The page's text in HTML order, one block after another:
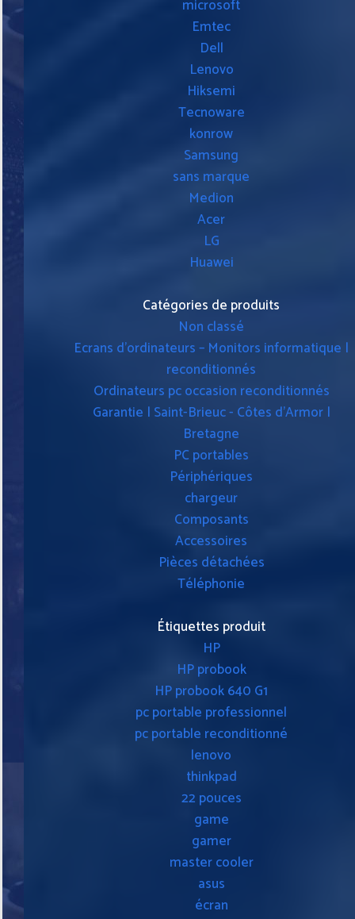
microsoft
Emtec
Dell
Lenovo
Hiksemi
Tecnoware
konrow
Samsung
sans marque
Medion
Acer
LG
Huawei
Catégories de produits
Non classé
Ecrans d'ordinateurs – Monitors informatique |
reconditionnés
Ordinateurs pc occasion reconditionnés
Garantie | Saint-Brieuc - Côtes d'Armor |
Bretagne
PC portables
Périphériques
chargeur
Composants
Accessoires
Pièces détachées
Téléphonie
Étiquettes produit
HP
HP probook
HP probook 640 G1
pc portable professionnel
pc portable reconditionné
lenovo
thinkpad
22 pouces
game
gamer
master cooler
asus
écran